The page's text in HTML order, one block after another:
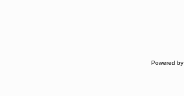
Powered by